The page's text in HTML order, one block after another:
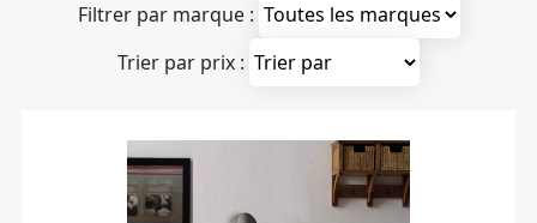
Filtrer par marque :
Trier par prix :